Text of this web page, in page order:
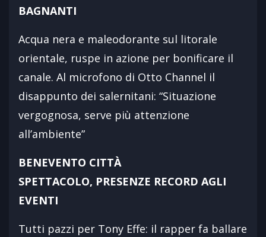
BAGNANTI
Acqua nera e maleodorante sul litorale
orientale, ruspe in azione per bonificare il
canale. Al microfono di Otto Channel il
disappunto dei salernitani: “Situazione
vergognosa, serve più attenzione
all’ambiente”
BENEVENTO CITTÀ
SPETTACOLO, PRESENZE RECORD AGLI
EVENTI
Tutti pazzi per Tony Effe: il rapper fa ballare